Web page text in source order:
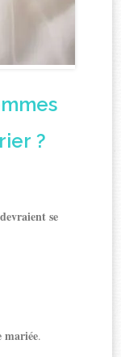
?
devraient se
mariée.